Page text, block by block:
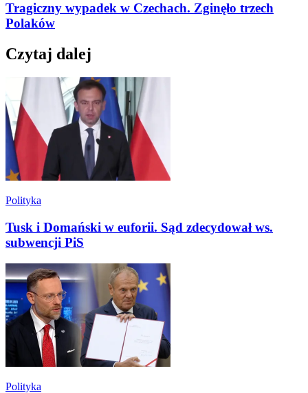
Tragiczny wypadek w Czechach. Zginęło trzech
Polaków
Czytaj dalej
Polityka
Tusk i Domański w euforii. Sąd zdecydował ws.
subwencji PiS
Polityka